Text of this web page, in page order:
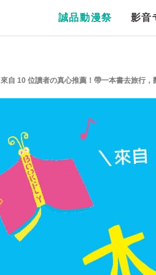
誠品動漫祭 影音
來自 10 位讀者の真心推薦！帶一本書去旅行